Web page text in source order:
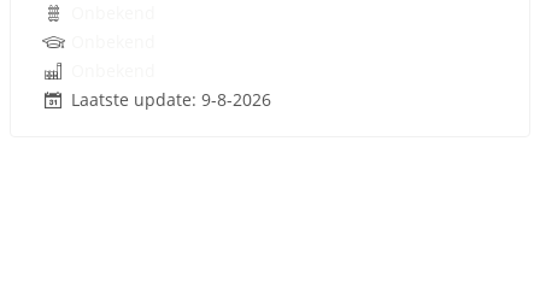
Laatste update: 9-8-2026